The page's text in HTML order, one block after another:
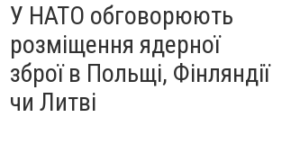
У НАТО обговорюють
розміщення ядерної
зброї в Польщі, Фінляндії
чи Литві